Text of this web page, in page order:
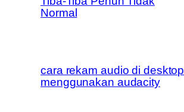
Normal
cara rekam audio di desktop
menggunakan audacity